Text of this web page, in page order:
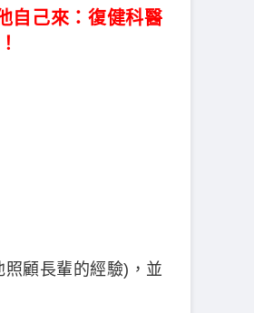
自己來：復健科醫
顧長輩的經驗)，並